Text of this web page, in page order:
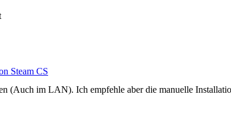
Steam CS
(Auch im LAN). Ich empfehle aber die manuelle